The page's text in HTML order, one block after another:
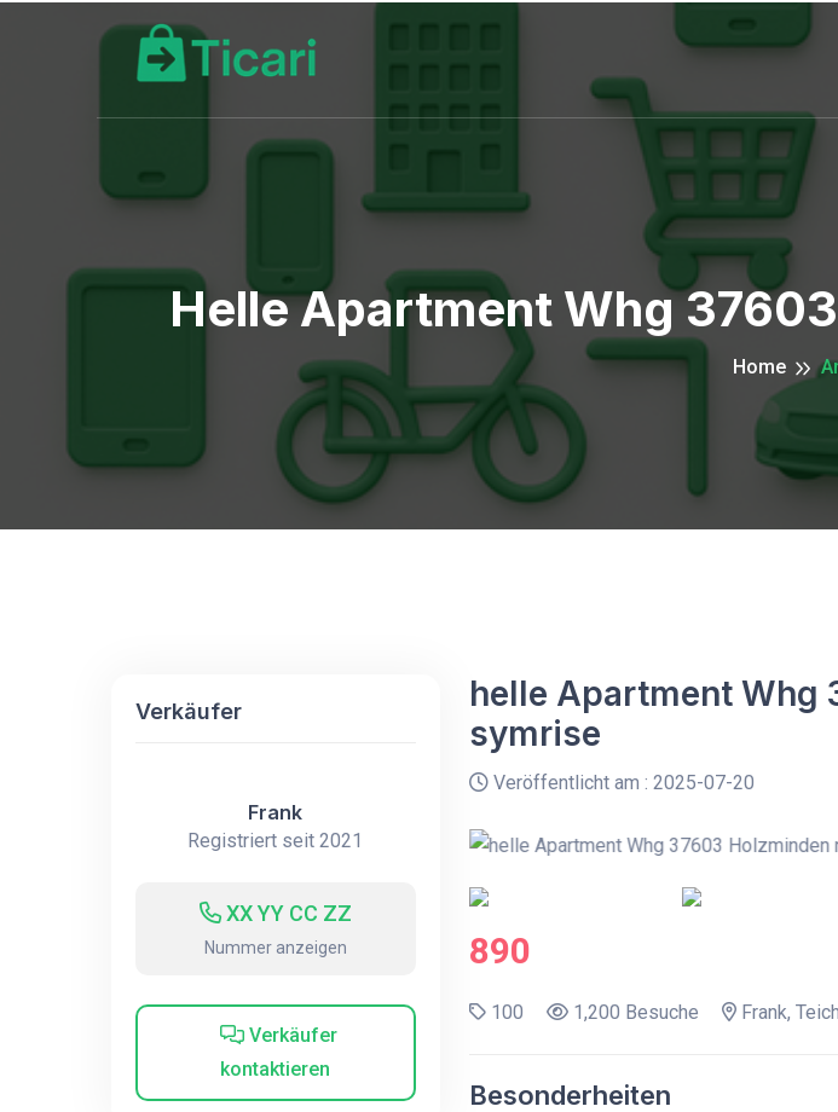
Helle Apartment Whg
Home
Verkäufer
Frank
Registriert seit 2021
XX YY CC ZZ
Nummer anzeigen
Verkäufer
kontaktieren
helle Apartment Whg
symrise
Veröffentlicht am : 2025-07-20
890
100 1,200 Besuche Frank,
Besonderheiten